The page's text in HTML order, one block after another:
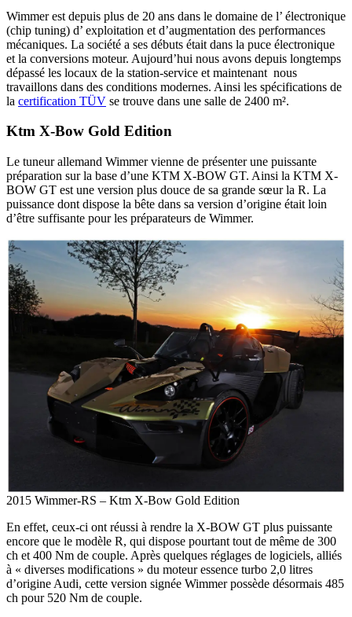
Wimmer est depuis plus de 20 ans dans le domaine de l’ électronique
(chip tuning) d’ exploitation et d’augmentation des performances
mécaniques. La société a ses débuts était dans la puce électronique
et la conversions moteur. Aujourd’hui nous avons depuis longtemps
dépassé les locaux de la station-service et maintenant nous
travaillons dans des conditions modernes. Ainsi les spécifications de
la certification TÜV se trouve dans une salle de 2400 m².
Ktm X-Bow Gold Edition
Le tuneur allemand Wimmer vienne de présenter une puissante
préparation sur la base d’une KTM X-BOW GT. Ainsi la KTM X-
BOW GT est une version plus douce de sa grande sœur la R. La
puissance dont dispose la bête dans sa version d’origine était loin
d’être suffisante pour les préparateurs de Wimmer.
2015 Wimmer-RS – Ktm X-Bow Gold Edition
En effet, ceux-ci ont réussi à rendre la X-BOW GT plus puissante
encore que le modèle R, qui dispose pourtant tout de même de 300
ch et 400 Nm de couple. Après quelques réglages de logiciels, alliés
à « diverses modifications » du moteur essence turbo 2,0 litres
d’origine Audi, cette version signée Wimmer possède désormais 485
ch pour 520 Nm de couple.